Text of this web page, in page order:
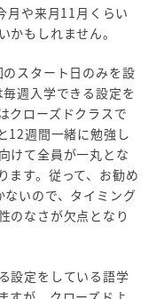
月や来月11月くらい
かもしれません。
スタート日のみを設
週入学できる設定を
クローズドクラスで
12週間一緒に勉強し
けて全員が一丸とな
ます。従って、お勧め
いので、タイミング
のなさが欠点となり
設定をしている語学